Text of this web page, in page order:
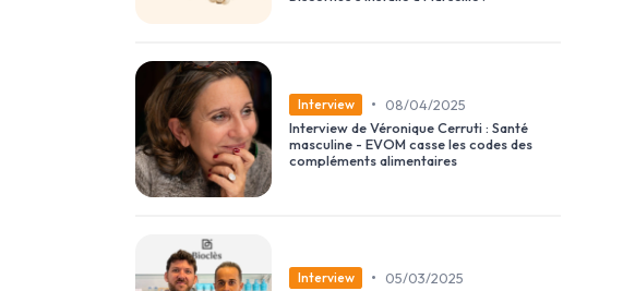
Interview •
08/04/2025
Interview de Véronique Cerruti : Santé
masculine - EVOM casse les codes des
compléments alimentaires
Interview •
05/03/2025